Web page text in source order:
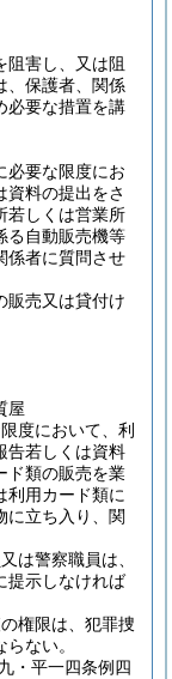
阻害し、又は阻
、保護者、関係
必要な措置を講
必要な限度にお
資料の提出をさ
若しくは営業所
る自動販売機等
係者に質問させ
販売又は貸付け
屋
度において、利
告若しくは資料
ド類の販売を業
利用カード類に
に立ち入り、関
は警察職員は、
提示しなければ
権限は、犯罪捜
ない。
・平一四条例四